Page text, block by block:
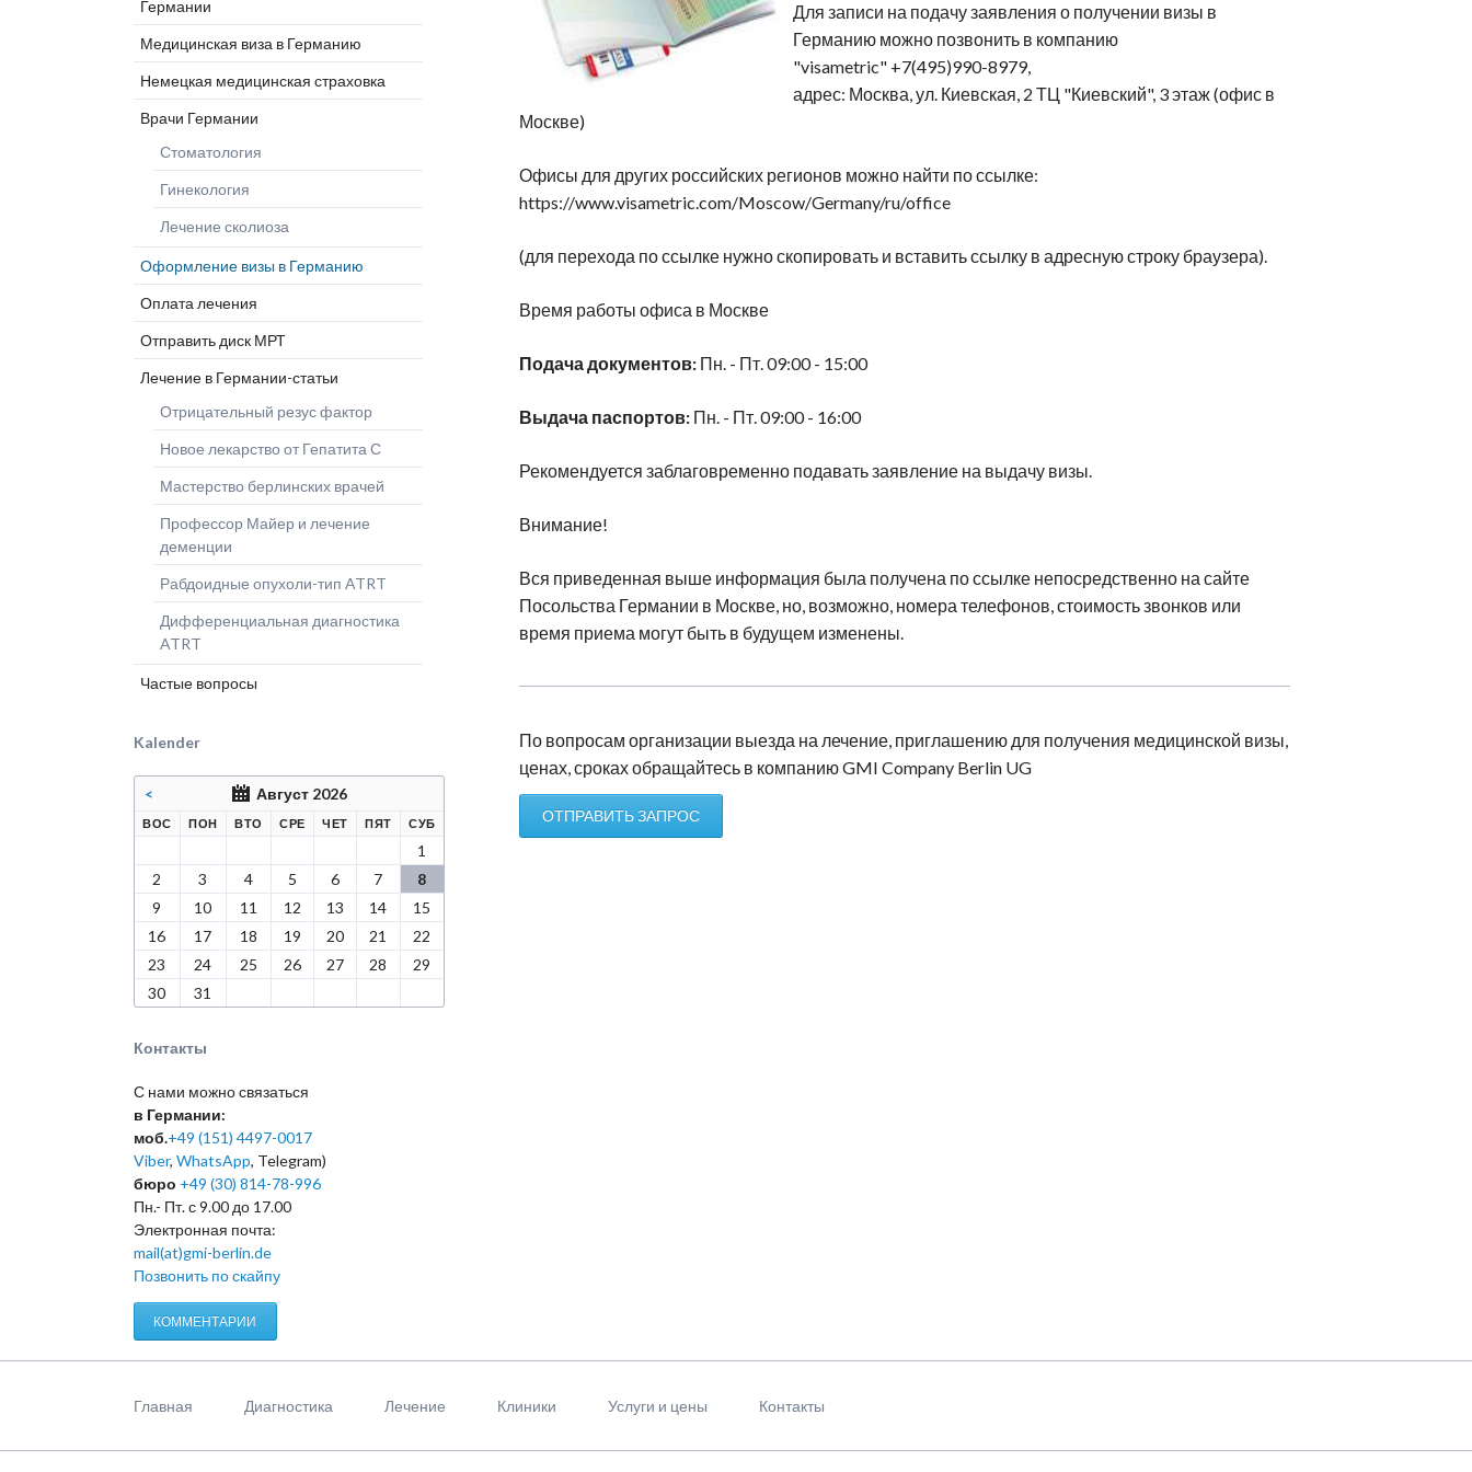
Программа обследования в клинике
Генетическая диагностика
Глиобластома Optune
Лечение рака-статьи
гломерулонефрит
Лечение эпилепсии
Дерматология
Эндопротезирование
микрохирургии
Клиника челюстно-
лицевой хирургии
нейрореабилитация
Детская онкология
Клиники Шмидер
Отправить диск МРТ
Лечение в Германии-статьи
Частые вопросы
Для записи на подачу заявления о получении визы в
Германию можно позвонить в компанию
"visametric" +7(495)990-8979,
адрес: Москва, ул. Киевская, 2 ТЦ "Киевский", 3 этаж (офис в
Москве)
Офисы для других российских регионов можно найти по ссылке:
https://www.visametric.com/Moscow/Germany/ru/office
(для перехода по ссылке нужно скопировать и вставить ссылку в адресную строку браузера).
Время работы офиса в Москве
Подача документов: Пн. - Пт. 09:00 - 15:00
Выдача паспортов: Пн. - Пт. 09:00 - 16:00
Рекомендуется заблаговременно подавать заявление на выдачу визы.
Внимание!
Вся приведенная выше информация была получена по ссылке непосредственно на сайте
Посольства Германии в Москве, но, возможно, номера телефонов, стоимость звонков или
время приема могут быть в будущем изменены.
По вопросам организации выезда на лечение, приглашению для получения медицинской визы,
ценах, сроках обращайтесь в компанию GMI Company Berlin UG
ОТПРАВИТЬ ЗАПРОС
Германии
Медицинская виза в Германию
Немецкая медицинская страховка
Врачи Германии
Стоматология
Гинекология
Лечение сколиоза
Оформление визы в Германию
Оплата лечения
Отправить диск МРТ
Лечение в Германии-статьи
Отрицательный резус фактор
Новое лекарство от Гепатита С
Мастерство берлинских врачей
Профессор Майер и лечение
деменции
Рабдоидные опухоли-тип ATRT
Дифференциальная диагностика
ATRT
Частые вопросы
Kalender
< Август 2026
ВОС КРЕСЕНЬЕ
ПОН ЕДЕЛЬНИК
ВТО РНИК
СРЕ ДАЧЕТ ВЕРГ
ПЯТ НИЦА
СУБ
1
2
3 4 5 6 7
8
9
10 11 12 13 14
15
16
17 18 19 20 21
22
23
24 25 26 27 28
29
30
31
Контакты
С нами можно связаться
в Германии:
моб.+49 (151) 4497-0017
Viber, WhatsApp, Telegram)
бюро +49 (30) 814-78-996
Пн.- Пт. с 9.00 до 17.00
Электронная почта:
mail(at)gmi-berlin.de
Позвонить по скайпу
КОММЕНТАРИИ
Главная Диагностика Лечение Клиники Услуги и цены Контакты